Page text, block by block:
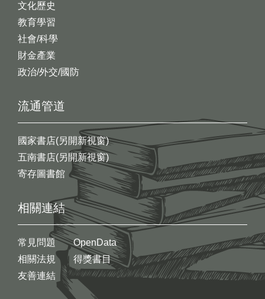
文化歷史
教育學習
社會/科學
財金產業
政治/外交/國防
流通管道
國家書店(另開新視窗)
五南書店(另開新視窗)
寄存圖書館
相關連結
常見問題
相關法規
友善連結
OpenData
得獎書目